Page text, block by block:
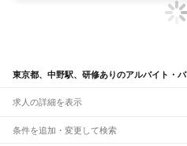
東京都、中野駅、研修ありのアルバイト・
求人の詳細を表示
条件を追加・変更して検索